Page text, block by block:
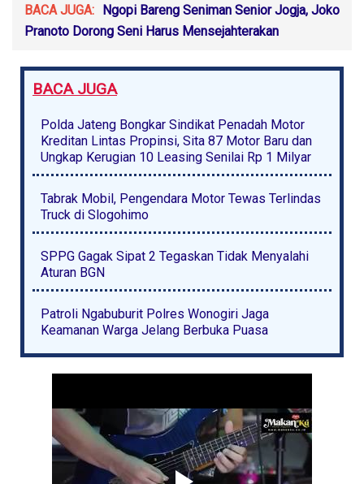
BACA JUGA:
Ngopi Bareng Seniman Senior Jogja, Joko
Pranoto Dorong Seni Harus Mensejahterakan
BACA JUGA
Polda Jateng Bongkar Sindikat Penadah Motor
Kreditan Lintas Propinsi, Sita 87 Motor Baru dan
Ungkap Kerugian 10 Leasing Senilai Rp 1 Milyar
Tabrak Mobil, Pengendara Motor Tewas Terlindas
Truck di Slogohimo
SPPG Gagak Sipat 2 Tegaskan Tidak Menyalahi
Aturan BGN
Patroli Ngabuburit Polres Wonogiri Jaga
Keamanan Warga Jelang Berbuka Puasa